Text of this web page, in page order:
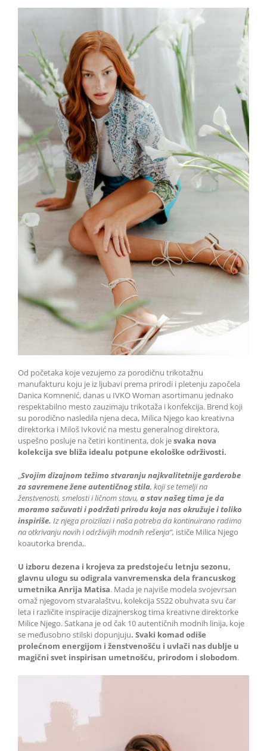
Od početaka koje vezujemo za porodičnu trikotažnu
manufakturu koju je iz ljubavi prema prirodi i pletenju započela
Danica Komnenić, danas u IVKO Woman asortimanu jednako
respektabilno mesto zauzimaju trikotaža i konfekcija. Brend koji
su porodično nasledila njena deca, Milica Njego kao kreativna
direktorka i Miloš Ivković na mestu generalnog direktora,
uspešno posluje na četiri kontinenta, dok jesvaka nova
kolekcija sve bliža idealu potpune ekološke održivosti.
„Svojim dizajnom težimo stvaranju najkvalitetnije garderobe
za savremene žene autentičnog stila, koji se temelji na
ženstvenosti, smelosti i ličnom stavu, a stav našeg tima je da
moramo sačuvati i podržati prirodu koja nas okružuje i toliko
inspiriše. Iz njega proizilazi i naša potreba da kontinuirano radimo
na otkrivanju novih i održivijih modnih rešenja“, ističe Milica Njego
koautorka brenda,.
U izboru dezena i krojeva za predstojeću letnju sezonu,
glavnu ulogu su odigrala vanvremenska dela francuskog
umetnika Anrija Matisa. Mada je najviše modela svojevrsan
omaž njegovom stvaralaštvu, kolekcija SS22 obuhvata svu čar
leta i različite inspiracije dizajnerskog tima kreativne direktorke
Milice Njego. Satkana je od čak 10 autentičnih modnih linija, koje
se međusobno stilski dopunjuju. Svaki komad odiše
prolećnom energijom i ženstvenošću i uvlači nas dublje u
magični svet inspirisan umetnošću, prirodom i slobodom.